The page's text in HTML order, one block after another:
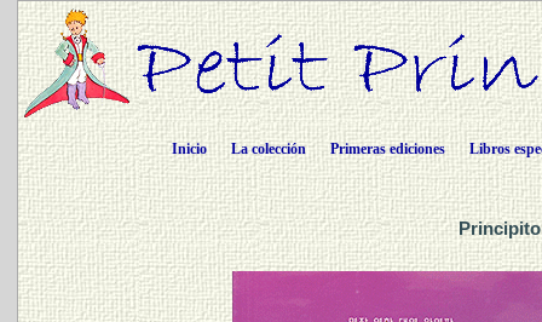
Inicio La colección Primeras ediciones Libros
Principito